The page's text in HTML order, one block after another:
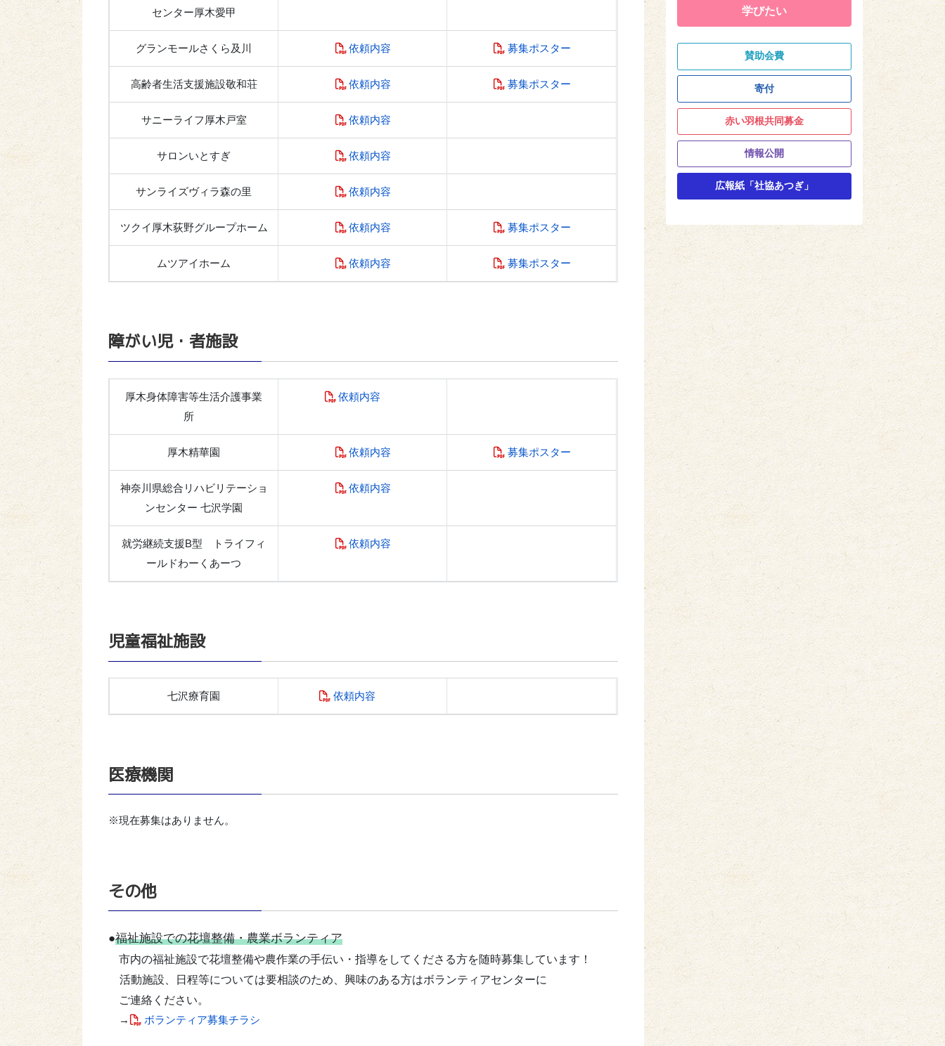
センター厚木愛甲
グランモールさくら及川 依頼内容 募集ポスター
高齢者生活支援施設敬和荘 依頼内容 募集ポスター
サニーライフ厚木戸室 依頼内容
サロンいとすぎ 依頼内容
サンライズヴィラ森の里 依頼内容
ツクイ厚木荻野グループホーム 依頼内容 募集ポスター
ムツアイホーム 依頼内容 募集ポスター
障がい児・者施設
厚木身体障害等生活介護事業
所
依頼内容
厚木精華園 依頼内容 募集ポスター
神奈川県総合リハビリテーショ
ンセンター 七沢学園
依頼内容
就労継続支援B型 トライフィ
ールドわーくあーつ
依頼内容
児童福祉施設
七沢療育園 依頼内容
医療機関
※現在募集はありません。
その他
●福祉施設での花壇整備・農業ボランティア
市内の福祉施設で花壇整備や農作業の手伝い・指導をしてくださる方を随時募集しています！
活動施設、日程等については要相談のため、興味のある方はボランティアセンターに
ご連絡ください。
→
ボランティア募集チラシ
学びたい
賛助会費
寄付
赤い羽根共同募金
情報公開
広報紙「社協あつぎ」